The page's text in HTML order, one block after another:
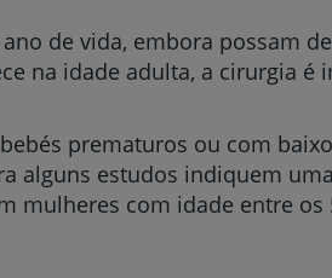
de vida, embora possam
na idade adulta, a cirurgia é
prematuros ou com
alguns estudos indiquem
mulheres com idade entre os